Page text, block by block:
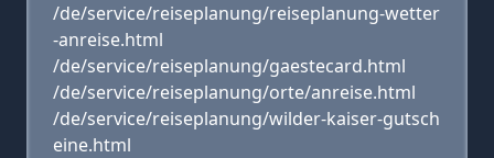
/de/service/reiseplanung/reiseplanung-wetter
-anreise.html
/de/service/reiseplanung/gaestecard.html
/de/service/reiseplanung/orte/anreise.html
/de/service/reiseplanung/wilder-kaiser-gutsch
eine.html